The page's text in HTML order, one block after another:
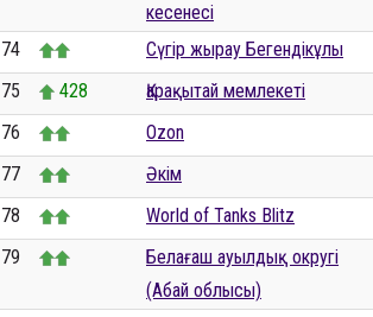
кесенесі
74 Сүгір жырау Бегендікұлы
75
428 Қарақытай мемлекеті
76
Ozon
77
Әкім
78
World of Tanks Blitz
79
Белағаш ауылдық округі
(Абай облысы)